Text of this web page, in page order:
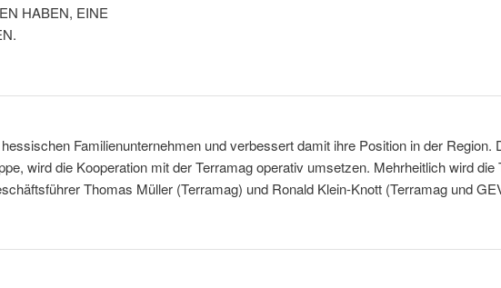
HABEN, EINE
Familienunternehmen und verbessert damit ihre Position in der
wird die Kooperation mit der Terramag operativ umsetzen. Mehrheitlich wird
Thomas Müller (Terramag) und Ronald Klein-Knott (Terramag und